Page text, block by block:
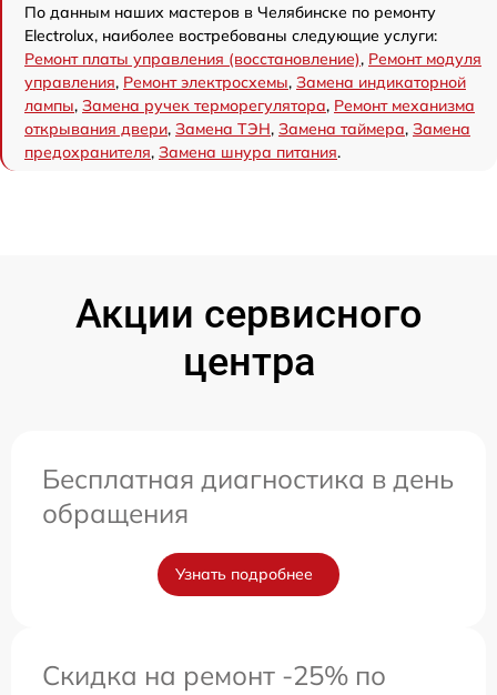
По данным наших мастеров в Челябинске по ремонту
Electrolux, наиболее востребованы следующие услуги:
Ремонт платы управления (восстановление), Ремонт модуля
управления, Ремонт электросхемы, Замена индикаторной
лампы, Замена ручек терморегулятора, Ремонт механизма
открывания двери, Замена ТЭН, Замена таймера, Замена
предохранителя, Замена шнура питания.
Акции сервисного
центра
Бесплатная диагностика в день
обращения
Узнать подробнее
Скидка на ремонт -25% по